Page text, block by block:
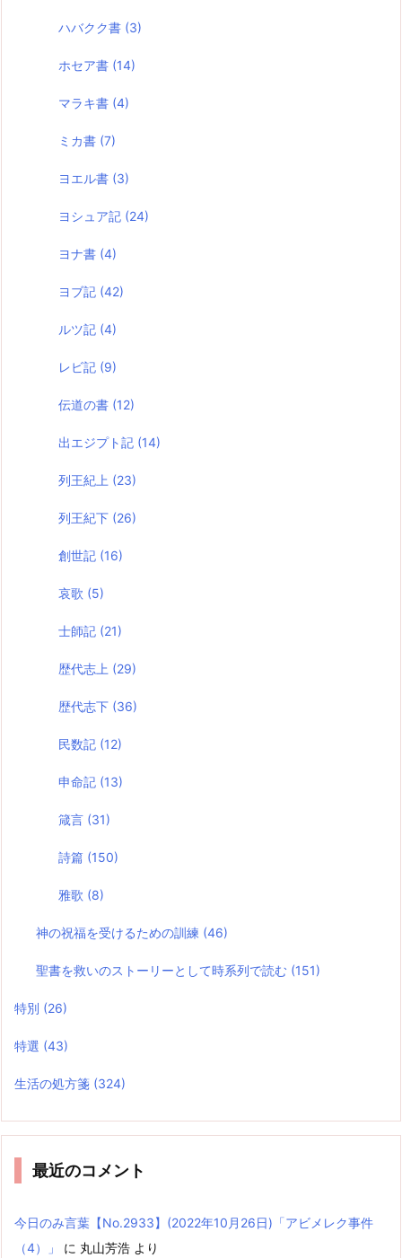
ハバクク書 (3)
ホセア書 (14)
マラキ書 (4)
ミカ書 (7)
ヨエル書 (3)
ヨシュア記 (24)
ヨナ書 (4)
ヨブ記 (42)
ルツ記 (4)
レビ記 (9)
伝道の書 (12)
出エジプト記 (14)
列王紀上 (23)
列王紀下 (26)
創世記 (16)
哀歌 (5)
士師記 (21)
歴代志上 (29)
歴代志下 (36)
民数記 (12)
申命記 (13)
箴言 (31)
詩篇 (150)
雅歌 (8)
神の祝福を受けるための訓練 (46)
聖書を救いのストーリーとして時系列で読む (151)
特別 (26)
特選 (43)
生活の処方箋 (324)
最近のコメント
今日のみ言葉【No.2933】(2022年10月26日)「アビメレク事件
（4）」
に 丸山芳浩 より